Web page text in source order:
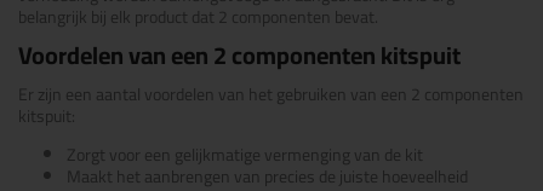
belangrijk bij elk product dat 2 componenten bevat.
Voordelen van een 2 componenten kitspuit
Er zijn een aantal voordelen van het gebruiken van een 2 componenten
kitspuit:
Zorgt voor een gelijkmatige vermenging van de kit
Maakt het aanbrengen van precies de juiste hoeveelheid